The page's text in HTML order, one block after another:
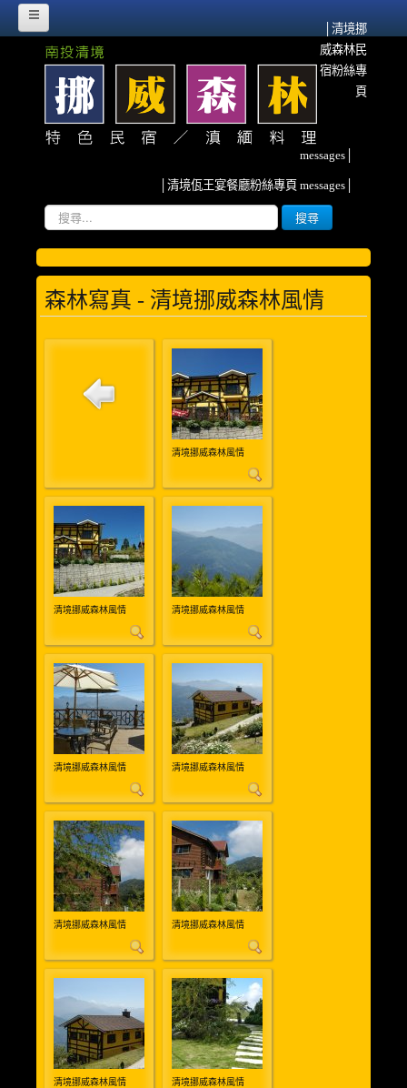
│清境挪
威森林民
宿粉絲專
頁
messages│
│清境佤王宴餐廳粉絲專頁 messages│
搜
尋...
搜尋
HOME
挪威故事
挪威森林的源起
紀念佤族HERO~阿媽
挪威臉書散記
森林寫真
甜蜜雙人房(2人)
精緻全家福(6人)
渡假小木屋(6人)
美食餐廳
週邊景點
清境旅遊導覽圖
交通資訊
相關連結
森林寫真 - 清境挪威森林風情
清境挪威森林風情
清境挪威森林風情 清境挪威森林風情
清境挪威森林風情 清境挪威森林風情
清境挪威森林風情 清境挪威森林風情
清境挪威森林風情 清境挪威森林風情